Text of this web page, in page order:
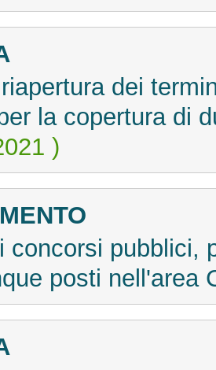
dei
la copertura di
)
concorsi pubblici,
posti nell'area